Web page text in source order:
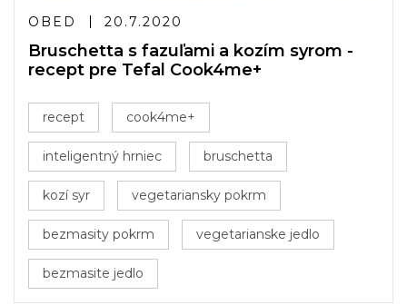
OBED 20.7.2020
Bruschetta s fazuľami a kozím syrom -
recept pre Tefal Cook4me+
recept cook4me+
inteligentný hrniec bruschetta
kozí syr vegetariansky pokrm
bezmasity pokrm vegetarianske jedlo
bezmasite jedlo